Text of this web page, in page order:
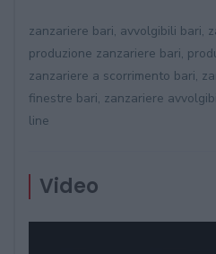
zanzariere bari, avvolgibili bari,
produzione zanzariere bari,
zanzariere a scorrimento bari,
finestre bari, zanzariere
line
Video